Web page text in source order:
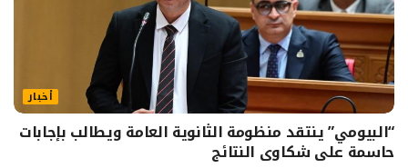
أخبار
“البيومي” ينتقد منظومة الثانوية العامة ويطالب بإجابات
حاسمة على شكاوى النتائج